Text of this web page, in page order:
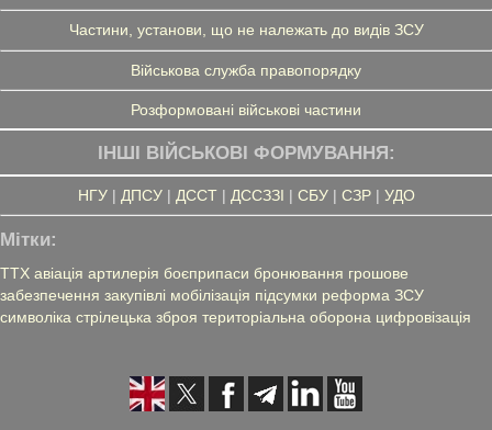
Частини, установи, що не належать до видів ЗСУ
Військова служба правопорядку
Розформовані військові частини
ІНШІ ВІЙСЬКОВІ ФОРМУВАННЯ:
НГУ| ДПСУ| ДССТ| ДССЗЗІ | СБУ| СЗР| УДО
Мітки:
ТТХ авіація артилерія боєприпаси бронювання грошове
забезпечення закупівлі мобілізація підсумки реформа ЗСУ
символіка стрілецька зброя територіальна оборона цифровізація